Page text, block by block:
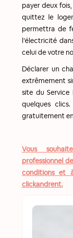
payer deux
quittez le
permettra de
l’électricité
celui de votre
Déclarer un
extrêmement
site du Service
quelques
gratuitement
Vous
professionnel
conditions et
clickandrent.